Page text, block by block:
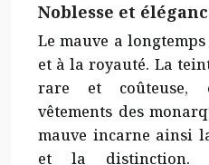
Noblesse et
Le mauve a
et à la royauté. La
rare et coûteuse,
vêtements des
mauve incarne ainsi
et la distinction.